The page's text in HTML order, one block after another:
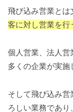
飛び込み営業とは
客に対し営業を行
個人営業、法人
多くの企業が実施
そして飛び込み
ろしい業務であ